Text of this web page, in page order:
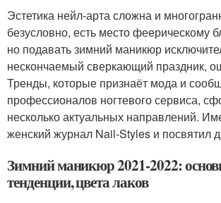
Эстетика нейл-арта сложна и
безусловно, есть место феерическому
но подавать зимний маникюр
нескончаемый сверкающий праздник,
Тренды, которые признаёт мода и
профессионалов ногтевого сервиса,
несколько актуальных направлений.
женский журнал Nail-Styles и посвятил
Зимний маникюр 2021-2022:
тенденции, цвета лаков